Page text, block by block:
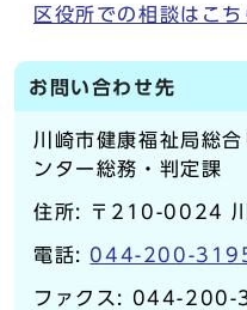
区役所での相談はこ
お問い合わせ先
川崎市健康福祉局総
ンター総務・判定課
住所: 〒210-0024 川
電話: 044-200-
ファクス: 044-200-